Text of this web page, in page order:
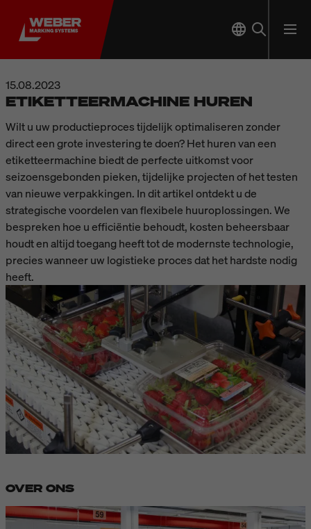
15.08.2023
ETIKETTEERMACHINE HUREN
Wilt u uw productieproces tijdelijk optimaliseren zonder
direct een grote investering te doen? Het huren van een
etiketteermachine biedt de perfecte uitkomst voor
seizoensgebonden pieken, tijdelijke projecten of het testen
van nieuwe verpakkingen. In dit artikel ontdekt u de
strategische voordelen van flexibele huuroplossingen. We
bespreken hoe u efficiëntie behoudt, kosten beheersbaar
houdt en altijd toegang heeft tot de modernste technologie,
precies wanneer uw logistieke proces dat het hardste nodig
heeft.
OVER ONS